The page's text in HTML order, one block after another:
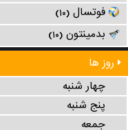
فوتسال (۱۰)
بدمینتون (۱۰)
روز ها
چهار شنبه
پنج شنبه
جمعه